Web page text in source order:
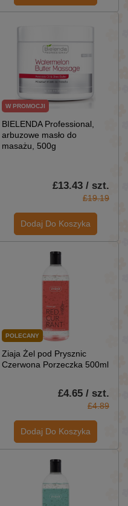
W PROMOCJI
BIELENDA Professional,
arbuzowe masło do
masażu, 500g
£13.43 / szt.
£19.19
Dodaj Do Koszyka
POLECANY
Ziaja Żel pod Prysznic
Czerwona Porzeczka 500ml
£4.65 / szt.
£4.89
Dodaj Do Koszyka